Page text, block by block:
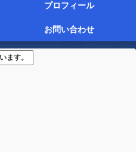
プロフィール
お問い合わせ
ます。